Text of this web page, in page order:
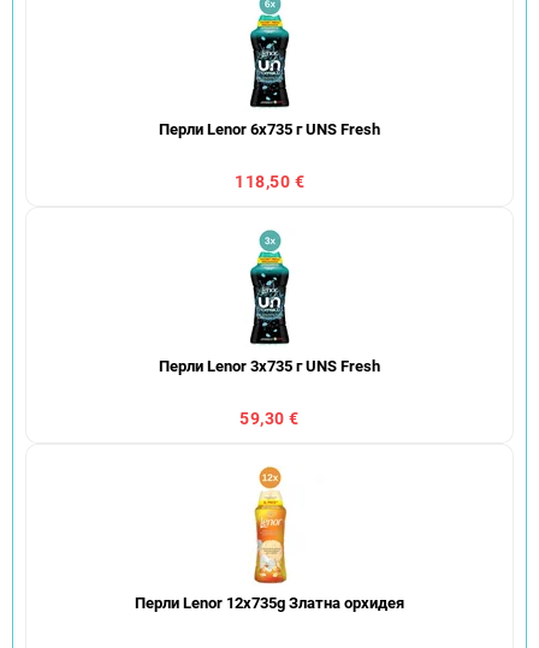
Перли Lenor 6x735 г UNS Fresh
118,50 €
Перли Lenor 3x735 г UNS Fresh
59,30 €
Перли Lenor 12x735g Златна орхидея